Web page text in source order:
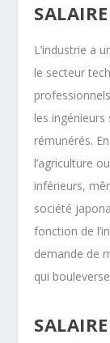
L’industrie a
le secteur
les
rémunérés.
l’agriculture
inférieurs,
société
fonction de
demande de
qui